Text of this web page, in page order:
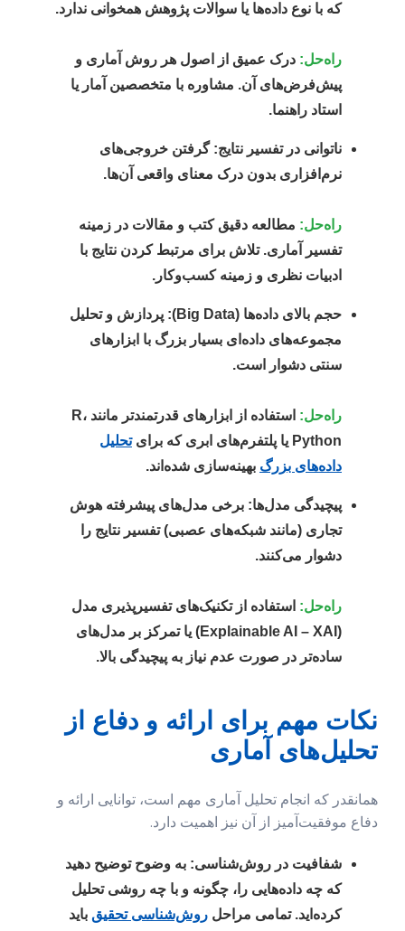
که با نوع داده‌ها یا سوالات پژوهش همخوانی ندارد.
راه‌حل: درک عمیق از اصول هر روش آماری و
پیش‌فرض‌های آن. مشاوره با متخصصین آمار یا
استاد راهنما.
ناتوانی در تفسیر نتایج: گرفتن خروجی‌های
نرم‌افزاری بدون درک معنای واقعی آن‌ها.
راه‌حل: مطالعه دقیق کتب و مقالات در زمینه
تفسیر آماری. تلاش برای مرتبط کردن نتایج با
ادبیات نظری و زمینه کسب‌وکار.
حجم بالای داده‌ها (Big Data):
پردازش و تحلیل
مجموعه‌های داده‌ای بسیار بزرگ با ابزارهای
سنتی دشوار است.
راه‌حل:
استفاده از ابزارهای قدرتمندتر مانند R،
Python یا پلتفرم‌های ابری که برای
تحلیل
داده‌های بزرگ بهینه‌سازی شده‌اند.
پیچیدگی مدل‌ها: برخی مدل‌های پیشرفته هوش
تجاری (مانند شبکه‌های عصبی) تفسیر نتایج را
دشوار می‌کنند.
راه‌حل: استفاده از تکنیک‌های تفسیرپذیری مدل
(Explainable AI – XAI) یا تمرکز بر مدل‌های
ساده‌تر در صورت عدم نیاز به پیچیدگی بالا.
نکات مهم برای ارائه و دفاع از
تحلیل‌های آماری
همانقدر که انجام تحلیل آماری مهم است، توانایی ارائه و
دفاع موفقیت‌آمیز از آن نیز اهمیت دارد.
شفافیت در روش‌شناسی: به وضوح توضیح دهید
که چه داده‌هایی را، چگونه و با چه روشی تحلیل
کرده‌اید. تمامی مراحل روش‌شناسی تحقیق باید